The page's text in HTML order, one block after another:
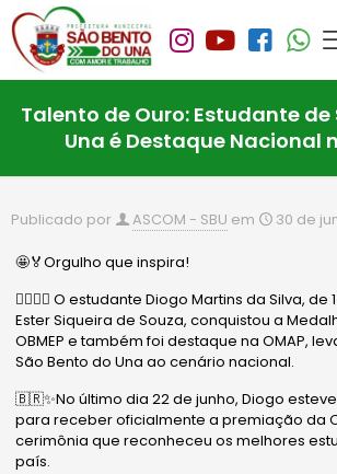
Talento de Ouro: Estudante de
Una é Destaque Nacional
Publicado por ASCOM - SBU em 30 de
🤩🏅Orgulho que inspira!
🙋🏻‍♂️✨ O estudante Diogo Martins da Silva, de
Ester Siqueira de Souza, conquistou a
OBMEP e também foi destaque na OMAP,
São Bento do Una ao cenário nacional.
🇧🇷✨No último dia 22 de junho, Diogo
para receber oficialmente a premiação da
cerimônia que reconheceu os melhores
país.